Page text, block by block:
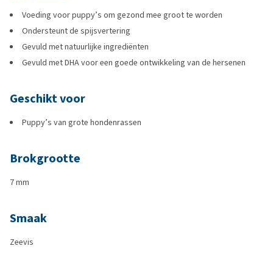
Voeding voor puppy’s om gezond mee groot te worden
Ondersteunt de spijsvertering
Gevuld met natuurlijke ingrediënten
Gevuld met DHA voor een goede ontwikkeling van de hersenen
Geschikt voor
Puppy’s van grote hondenrassen
Brokgrootte
7 mm
Smaak
Zeevis